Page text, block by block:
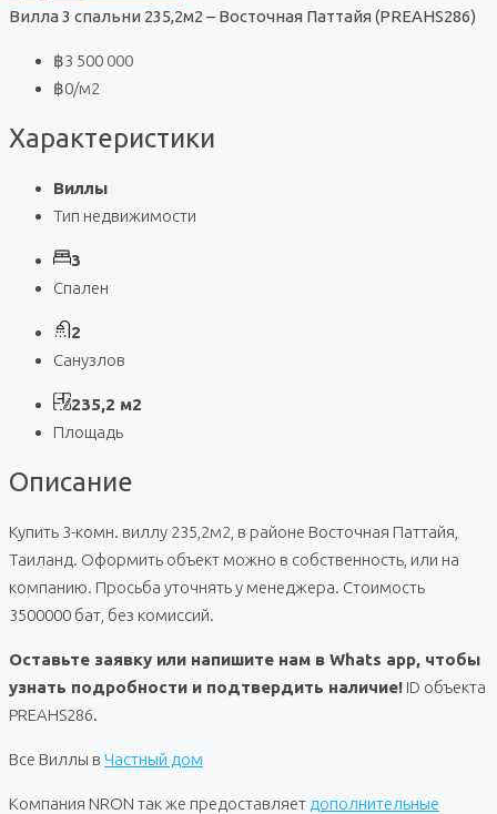
Вилла 3 спальни 235,2м2 – Восточная Паттайя (PREAHS286)
฿3 500 000
฿0/м2
Характеристики
Виллы
Тип недвижимости
3
Спален
2
Санузлов
235,2 м2
Площадь
Описание
Купить 3-комн. виллу 235,2м2, в районе Восточная Паттайя,
Таиланд. Оформить объект можно в собственность, или на
компанию. Просьба уточнять у менеджера. Стоимость
3500000 бат, без комиссий.
Оставьте заявку или напишите нам в Whats app, чтобы
узнать подробности и подтвердить наличие! ID объекта
PREAHS286.
Все Виллы в Частный дом
Компания NRON так же предоставляет дополнительные